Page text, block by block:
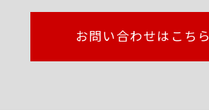
お問い合わせはこち